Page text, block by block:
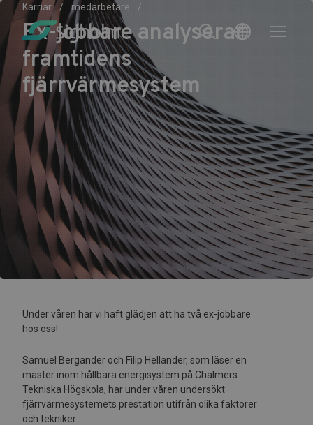
Karriär medarbetare
Ex-jobbare analyserar
framtidens
fjärrvärmesystem
Under våren har vi haft glädjen att ha två ex-jobbare
hos oss!
Samuel Bergander och Filip Hellander, som läser en
master inom hållbara energisystem på Chalmers
Tekniska Högskola, har under våren undersökt
fjärrvärmesystemets prestation utifrån olika faktorer
och tekniker.